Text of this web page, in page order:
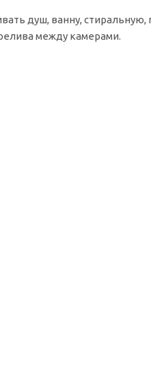
душ, ванну,
между камерами.